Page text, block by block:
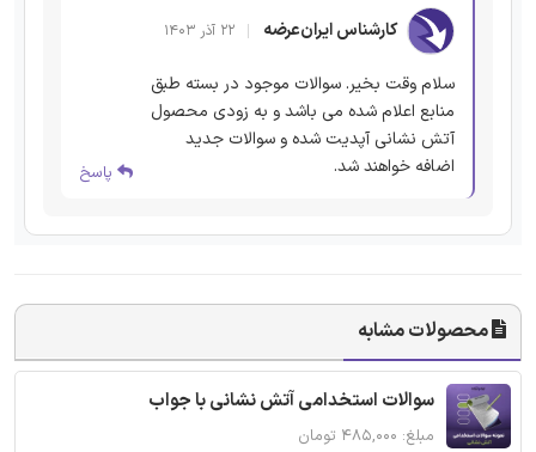
کارشناس ایران‌عرضه ۲۲ آذر ۱۴۰۳
سلام وقت بخیر. سوالات موجود در بسته طبق
منابع اعلام شده می باشد و به زودی محصول
آتش نشانی آپدیت شده و سوالات جدید
اضافه خواهند شد.
پاسخ
محصولات مشابه
سوالات استخدامی آتش نشانی با جواب
مبلغ: ۴۸۵,۰۰۰ تومان